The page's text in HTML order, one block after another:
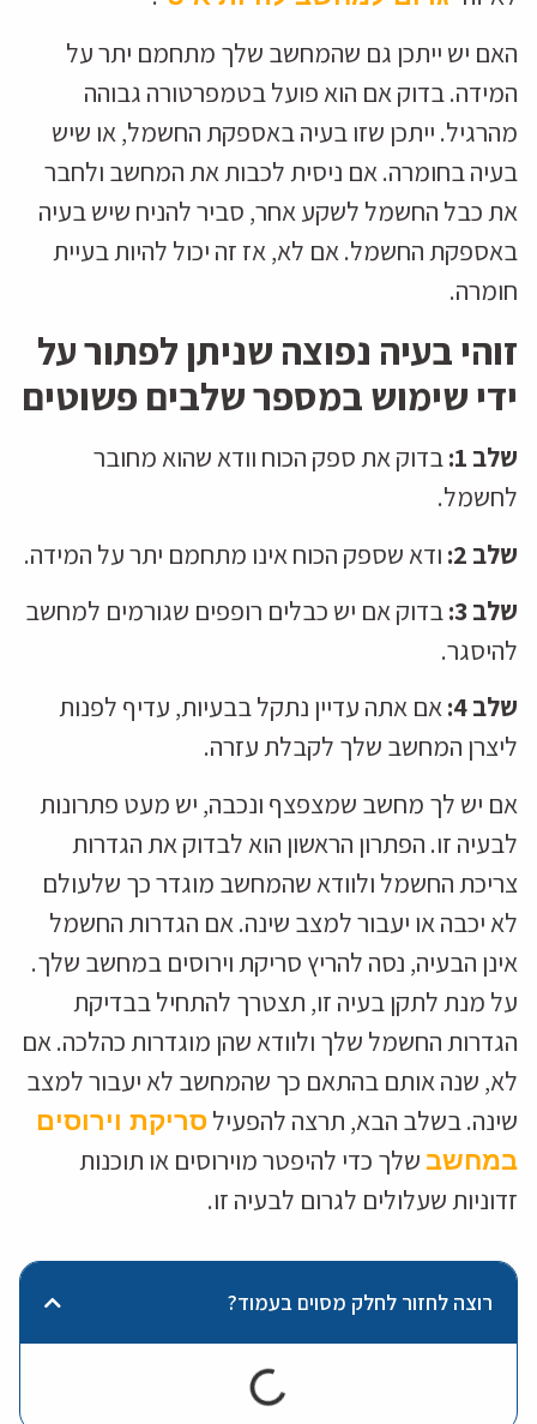
האם יש ייתכן גם שהמחשב שלך מתחמם יתר על
המידה. בדוק אם הוא פועל בטמפרטורה גבוהה
מהרגיל. ייתכן שזו בעיה באספקת החשמל, או שיש
בעיה בחומרה. אם ניסית לכבות את המחשב ולחבר
את כבל החשמל לשקע אחר, סביר להניח שיש בעיה
באספקת החשמל. אם לא, אז זה יכול להיות בעיית
חומרה.
זוהי בעיה נפוצה שניתן לפתור על
ידי שימוש במספר שלבים פשוטים
שלב 1:
בדוק את ספק הכוח וודא שהוא מחובר
לחשמל.
שלב 2:
ודא שספק הכוח אינו מתחמם יתר על המידה.
שלב 3:
בדוק אם יש כבלים רופפים שגורמים למחשב
להיסגר.
שלב 4:
אם אתה עדיין נתקל בבעיות, עדיף לפנות
ליצרן המחשב שלך לקבלת עזרה.
אם יש לך מחשב שמצפצף ונכבה, יש מעט פתרונות
לבעיה זו. הפתרון הראשון הוא לבדוק את הגדרות
צריכת החשמל ולוודא שהמחשב מוגדר כך שלעולם
לא יכבה או יעבור למצב שינה. אם הגדרות החשמל
אינן הבעיה, נסה להריץ סריקת וירוסים במחשב שלך.
על מנת לתקן בעיה זו, תצטרך להתחיל בבדיקת
הגדרות החשמל שלך ולוודא שהן מוגדרות כהלכה. אם
לא, שנה אותם בהתאם כך שהמחשב לא יעבור למצב
שינה. בשלב הבא, תרצה להפעיל סריקת וירוסים
במחשב שלך כדי להיפטר מוירוסים או תוכנות
זדוניות שעלולים לגרום לבעיה זו.
רוצה לחזור לחלק מסוים בעמוד?